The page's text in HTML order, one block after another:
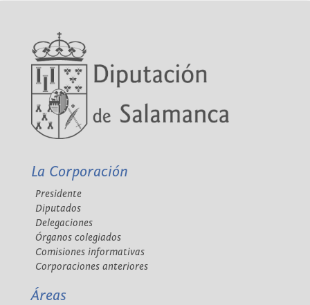
La Corporación
Presidente
Diputados
Delegaciones
Órganos colegiados
Comisiones informativas
Corporaciones anteriores
Áreas